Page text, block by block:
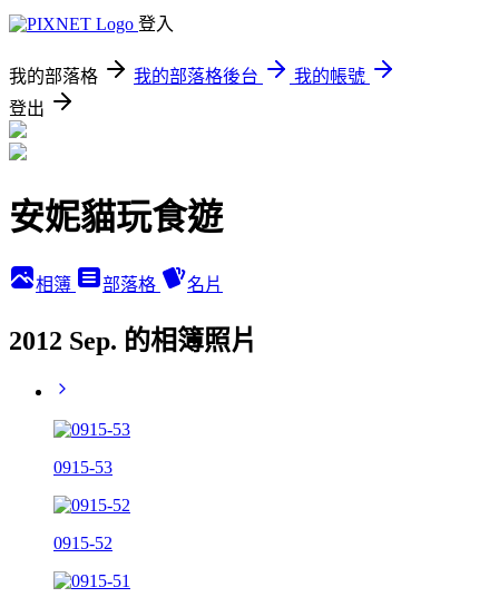
登入
我的部落格 我的部落格後台
我的帳號
登出
安妮貓玩食遊
相簿 部落格 名片
2012 Sep. 的相簿照片
0915-53
0915-52